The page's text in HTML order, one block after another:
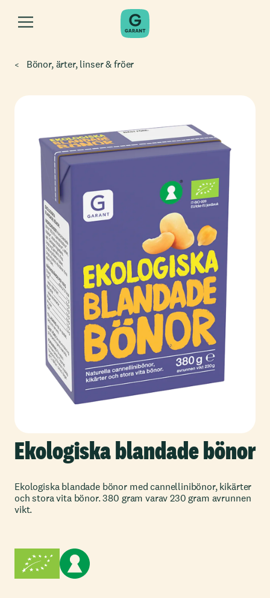
Bönor, ärter, linser & fröer
Ekologiska blandade bönor
Ekologiska blandade bönor med cannellinibönor, kikärter
och stora vita bönor. 380 gram varav 230 gram avrunnen
vikt.